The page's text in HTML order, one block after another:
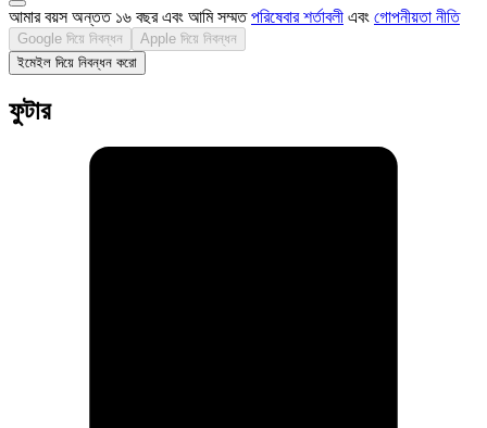
আমার বয়স অন্তত ১৬ বছর এবং আমি সম্মতপরিষেবার শর্তাবলী এবং গোপনীয়তা নীতি
Google দিয়ে নিবন্ধন
Apple দিয়ে নিবন্ধন
ইমেইল দিয়ে নিবন্ধন করো
ফুটার